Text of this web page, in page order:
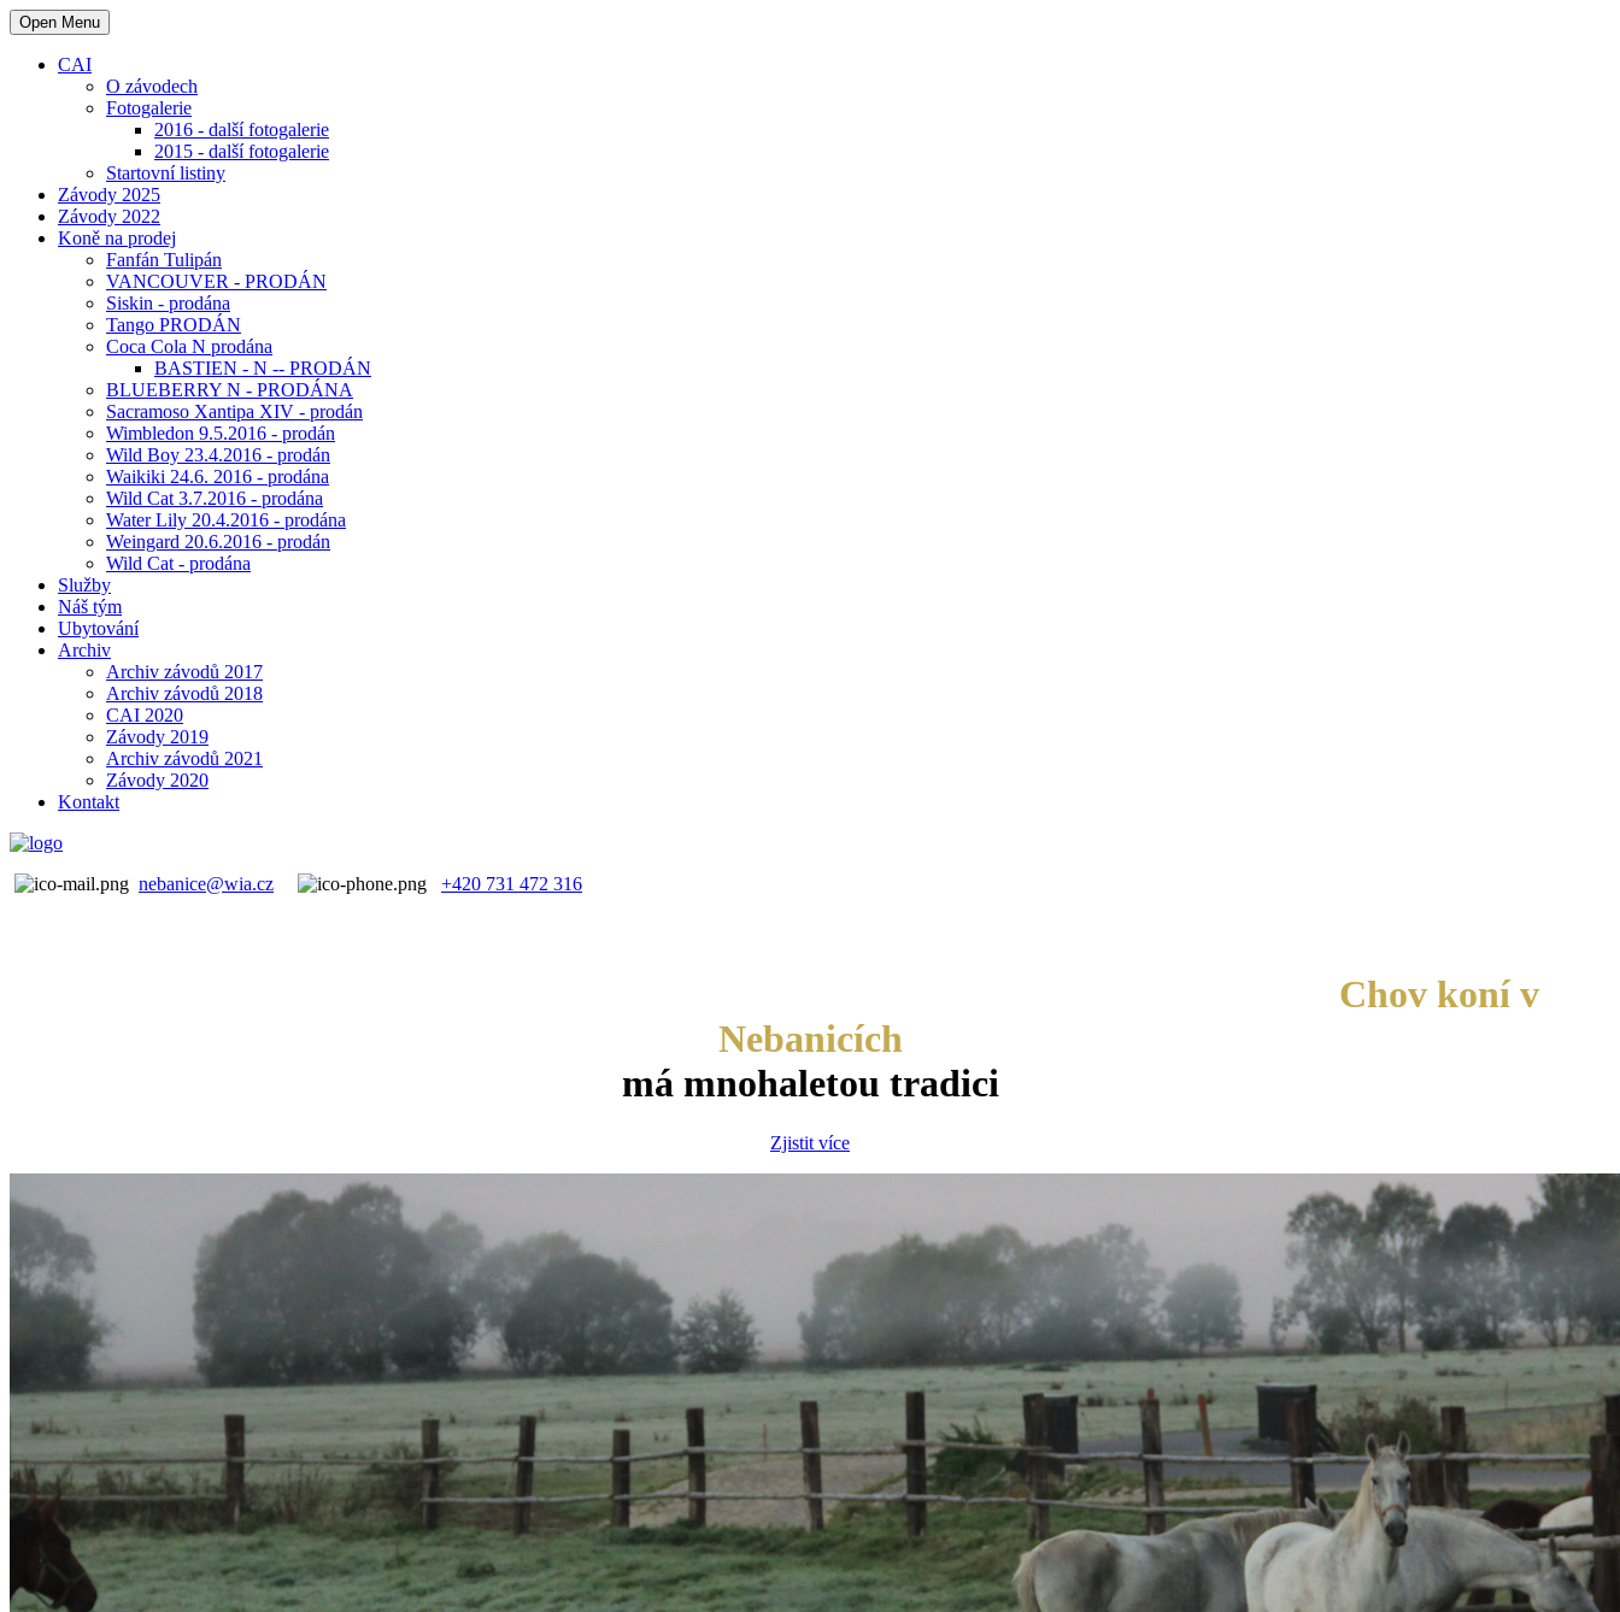
Open Menu
CAI
O závodech
Fotogalerie
2016 - další fotogalerie
2015 - další fotogalerie
Startovní listiny
Závody 2025
Závody 2022
Koně na prodej
Fanfán Tulipán
VANCOUVER - PRODÁN
Siskin - prodána
Tango PRODÁN
Coca Cola N prodána
BASTIEN - N -- PRODÁN
BLUEBERRY N - PRODÁNA
Sacramoso Xantipa XIV - prodán
Wimbledon 9.5.2016 - prodán
Wild Boy 23.4.2016 - prodán
Waikiki 24.6. 2016 - prodána
Wild Cat 3.7.2016 - prodána
Water Lily 20.4.2016 - prodána
Weingard 20.6.2016 - prodán
Wild Cat - prodána
Služby
Náš tým
Ubytování
Archiv
Archiv závodů 2017
Archiv závodů 2018
CAI 2020
Závody 2019
Archiv závodů 2021
Závody 2020
Kontakt
nebanice@wia.cz +420 731 472 316
Chov koní v
Nebanicích
má mnohaletou tradici
Zjistit více